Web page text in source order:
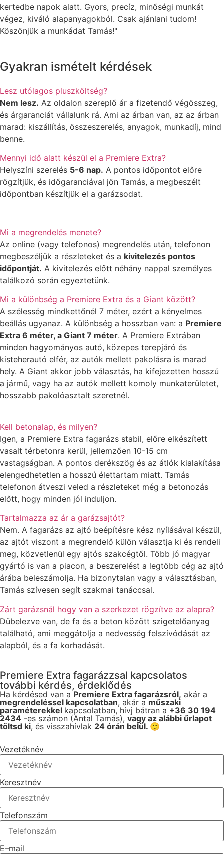
kertedbe napok alatt. Gyors, precíz, minőségi munkát
végez, kiváló alapanyagokból. Csak ajánlani tudom!
Köszönjük a munkádat Tamás!"
Gyakran ismételt kérdések
Lesz utólagos pluszköltség?
Nem lesz. Az oldalon szereplő ár a fizetendő végösszeg,
és árgaranciát vállalunk rá. Ami az árban van, az az árban
marad: kiszállítás, összeszerelés, anyagok, munkadíj, mind
benne.
Mennyi idő alatt készül el a Premiere Extra?
Helyszíni szerelés 5-6 nap. A pontos időpontot előre
rögzítjük, és időgaranciával jön Tamás, a megbeszélt
időpontban készítjük el a garázsodat.
Mi a megrendelés menete?
Az online (vagy telefonos) megrendelés után, telefonon
megbeszéljük a részleteket és a kivitelezés pontos
időpontját. A kivitelezés előtt néhány nappal személyes
találkozó során egyeztetünk.
Mi a különbség a Premiere Extra és a Giant között?
A szélesség mindkettőnél 7 méter, ezért a kényelmes
beállás ugyanaz. A különbség a hosszban van: a Premiere
Extra 6 méter, a Giant 7 méter. A Premiere Extrában
minden hagyományos autó, közepes terepjáró és
kisteherautó elfér, az autók mellett pakolásra is marad
hely. A Giant akkor jobb választás, ha kifejezetten hosszú
a jármű, vagy ha az autók mellett komoly munkaterületet,
hosszabb pakolóasztalt szeretnél.
Kell betonalap, és milyen?
Igen, a Premiere Extra fagarázs stabil, előre elkészített
vasalt térbetonra kerül, jellemzően 10-15 cm
vastagságban. A pontos derékszög és az átlók kialakítása
elengedhetetlen a hosszú élettartam miatt. Tamás
telefonon átveszi veled a részleteket még a betonozás
előtt, hogy minden jól induljon.
Tartalmazza az ár a garázsajtót?
Nem. A fagarázs az ajtó beépítésre kész nyílásával készül,
az ajtót viszont a megrendelő külön választja ki és rendeli
meg, közvetlenül egy ajtós szakcégtől. Több jó magyar
gyártó is van a piacon, a beszerelést a legtöbb cég az ajtó
árába beleszámolja. Ha bizonytalan vagy a választásban,
Tamás szívesen segít szakmai tanáccsal.
Zárt garázsnál hogy van a szerkezet rögzítve az alapra?
Dübelezve van, de fa és a beton között szigetelőanyag
található, ami meggátolja a nedvesség felszívódását az
alapból, és a fa korhadását.
Premiere Extra fagarázzsal kapcsolatos
további kérdés, érdeklődés
Ha kérdésed van a Premiere Extra fagarázsról, akár a
megrendeléssel kapcsolatban, akár a műszaki
paraméterekkel kapcsolatban, hívj bátran a +36 30 194
2434 -es számon (Antal Tamás), vagy az alábbi űrlapot
töltsd ki, és visszahívlak 24 órán belül. 🙂
Vezetéknév
Keresztnév
Telefonszám
E–mail